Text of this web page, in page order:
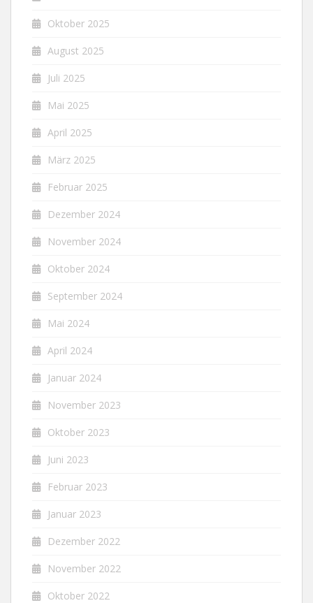
Oktober 2025
August 2025
Juli 2025
Mai 2025
April 2025
März 2025
Februar 2025
Dezember 2024
November 2024
Oktober 2024
September 2024
Mai 2024
April 2024
Januar 2024
November 2023
Oktober 2023
Juni 2023
Februar 2023
Januar 2023
Dezember 2022
November 2022
Oktober 2022